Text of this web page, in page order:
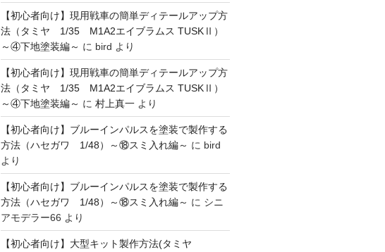
【初心者向け】現用戦車の簡単ディテールアップ方
法（タミヤ 1/35 M1A2エイブラムス TUSKⅡ）
～④下地塗装編～ に bird より
【初心者向け】現用戦車の簡単ディテールアップ方
法（タミヤ 1/35 M1A2エイブラムス TUSKⅡ）
～④下地塗装編～ に 村上真一より
【初心者向け】ブルーインパルスを塗装で製作する
方法（ハセガワ 1/48）～⑱スミ入れ編～ に bird
より
【初心者向け】ブルーインパルスを塗装で製作する
方法（ハセガワ 1/48）～⑱スミ入れ編～ に シニ
アモデラー66 より
【初心者向け】大型キット製作方法(タミヤ